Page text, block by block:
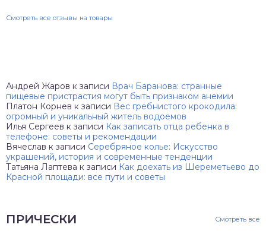
Смотреть все отзывы на товары
Андрей Жаров к записи Врач Баранова: странные
пищевые пристрастия могут быть признаком анемии
Платон Корнев к записи Вес гребнистого крокодила:
огромный и уникальный житель водоемов
Илья Сергеев к записи Как записать отца ребенка в
телефоне: советы и рекомендации
Вячеслав к записи Серебряное колье: Искусство
украшений, история и современные тенденции
Татьяна Лаптева к записи Как доехать из Шереметьево до
Красной площади: все пути и советы
ПРИЧЕСКИ Смотреть все